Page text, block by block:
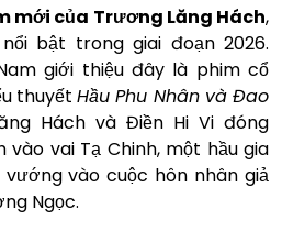
mới của Trương Lăng Hách,
bật trong giai đoạn 2026.
giới thiệu đây là phim cổ
thuyếtHầu Phu Nhân và Đao
Hách và Điền Hi Vi đóng
vai Tạ Chinh, một hầu gia
vào cuộc hôn nhân giả
Ngọc.